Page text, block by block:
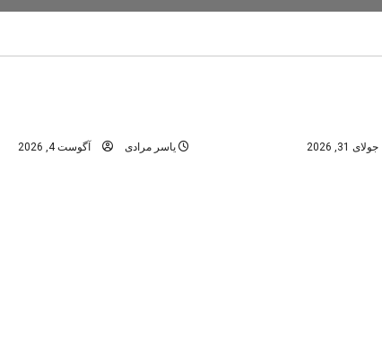
یاسر مرادی آگوست 4, 2026 جولای 31, 2026